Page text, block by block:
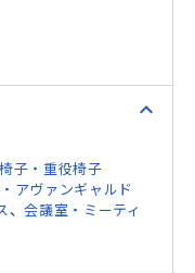
expand_less
子・重役椅子
アヴァンギャルド
、会議室・ミーティ